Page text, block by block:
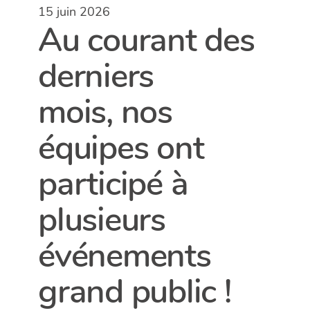
15 juin 2026
Au courant des
derniers
mois, nos
équipes ont
participé à
plusieurs
événements
grand public !